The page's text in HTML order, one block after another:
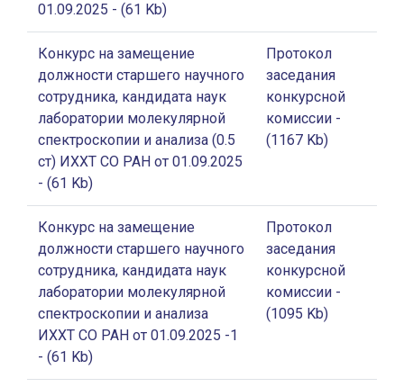
01.09.2025 - (61 Kb)
Конкурс на замещение
должности старшего научного
сотрудника, кандидата наук
лаборатории молекулярной
спектроскопии и анализа (0.5
ст) ИХХТ СО РАН от 01.09.2025
- (61 Kb)
Протокол
заседания
конкурсной
комиссии -
(1167 Kb)
Конкурс на замещение
должности старшего научного
сотрудника, кандидата наук
лаборатории молекулярной
спектроскопии и анализа
ИХХТ СО РАН от 01.09.2025 -1
- (61 Kb)
Протокол
заседания
конкурсной
комиссии -
(1095 Kb)